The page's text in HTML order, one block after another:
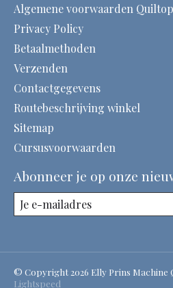
Algemene voorwaarden
Privacy Policy
Betaalmethoden
Verzenden
Contactgegevens
Routebeschrijving winkel
Sitemap
Cursusvoorwaarden
Abonneer je op onze
© Copyright 2026 Elly Prins Machine
Lightspeed